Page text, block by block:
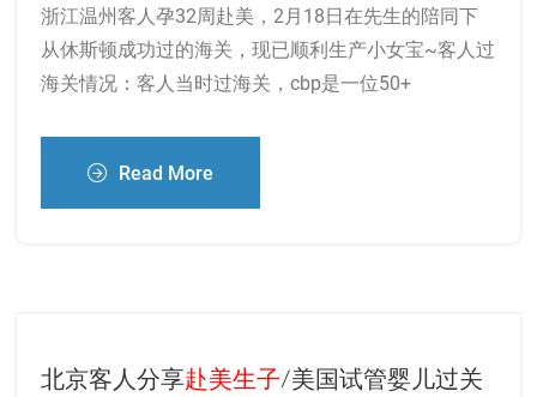
浙江温州客人孕32周赴美，2月18日在先生的陪同下
从休斯顿成功过的海关，现已顺利生产小女宝~客人过
海关情况：客人当时过海关，cbp是一位50+
Read More
北京客人分享赴美生子/美国试管婴儿过关